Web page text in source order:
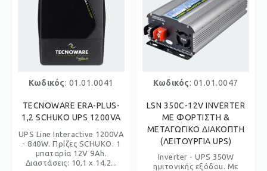
Κωδικός: 01.01.0041
TECNOWARE ERA-PLUS-
1,2 SCHUKO UPS 1200VA
UPS Line Interactive 1200VA
- 840W. Πρίζες SCHUKO. 1
μπαταρία 12V 9Ah.
Διαστάσεις: 10,1 x 14,2...
Κωδικός: 01.01.0047
LSN 350C-12V INVERTER
ΜΕ ΦΟΡΤΙΣΤΗ &
ΜΕΤΑΓΩΓΙΚΟ ΔΙΑΚΟΠΤΗ
(ΛΕΙΤΟΥΡΓΙΑ UPS)
Inverter - UPS 350W
ημιτονικής εξόδου. Με